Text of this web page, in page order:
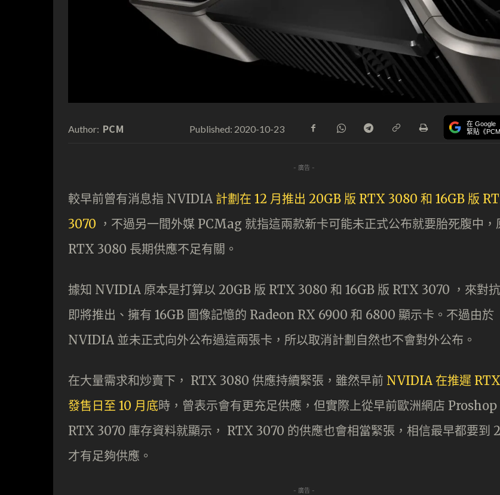
Author: PCM Published: 2020-10-23 在 Google
緊貼《
- 廣告 -
較早前曾有消息指 NVIDIA 計劃在 12 月推出 20GB 版 RTX 3080 和 16GB 版
3070 ，不過另一間外媒 PCMag 就指這兩款新卡可能未正式公布就要胎死腹中，
RTX 3080 長期供應不足有關。
據知 NVIDIA 原本是打算以 20GB 版 RTX 3080 和 16GB 版 RTX 3070 ，來對
即將推出、擁有 16GB 圖像記憶的 Radeon RX 6900 和 6800 顯示卡。不過由於
NVIDIA 並未正式向外公布過這兩張卡，所以取消計劃自然也不會對外公布。
在大量需求和炒賣下， RTX 3080 供應持續緊張，雖然早前 NVIDIA 在推遲
發售日至 10 月底時，曾表示會有更充足供應，但實際上從早前歐洲網店 Proshop
RTX 3070 庫存資料就顯示， RTX 3070 的供應也會相當緊張，相信最早都要到
才有足夠供應。
- 廣告 -